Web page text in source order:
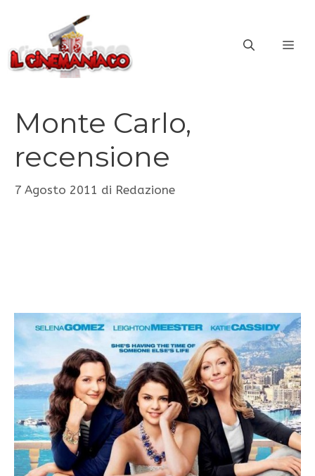
contenuto
Monte Carlo,
recensione
7 Agosto 2011 di Redazione